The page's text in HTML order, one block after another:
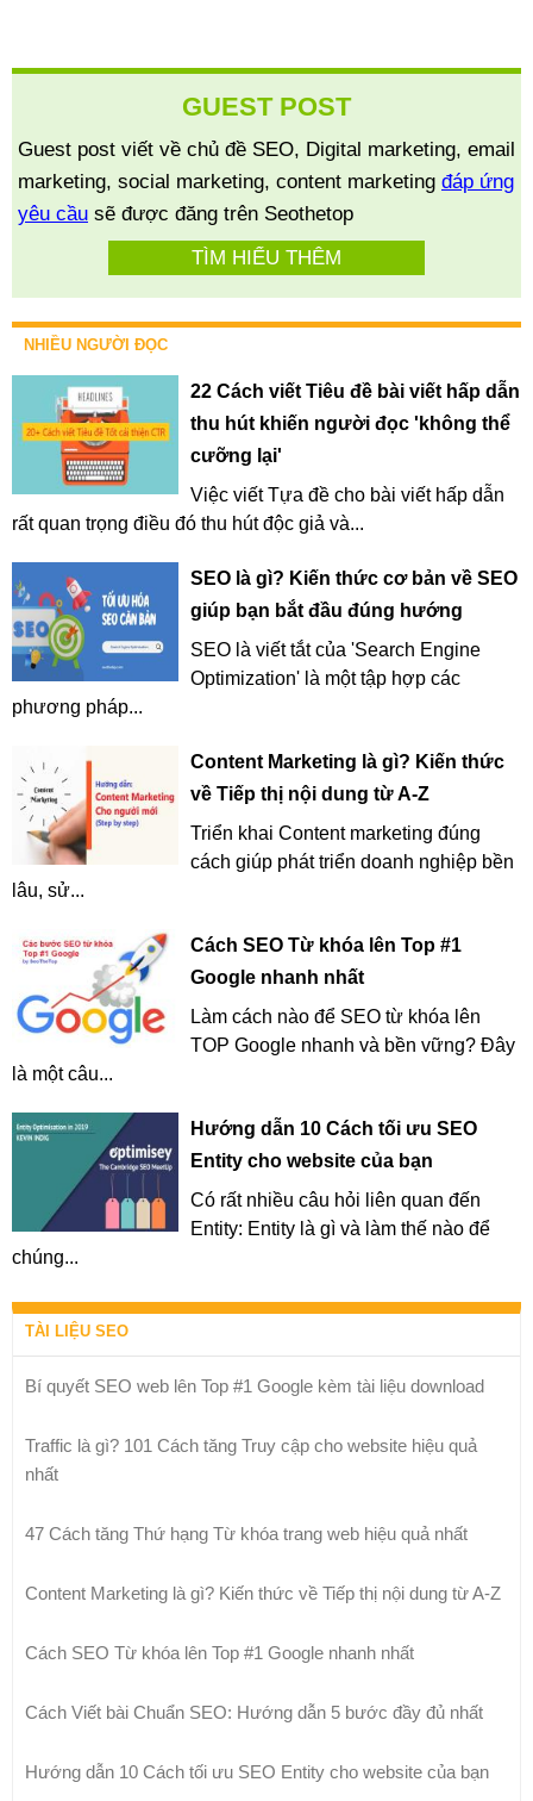
GUEST POST
Guest post viết về chủ đề SEO, Digital marketing, email
marketing, social marketing, content marketing đáp ứng
yêu cầu sẽ được đăng trên Seothetop
TÌM HIỂU THÊM
NHIỀU NGƯỜI ĐỌC
22 Cách viết Tiêu đề bài viết hấp dẫn
thu hút khiến người đọc 'không thể
cưỡng lại'
Việc viết Tựa đề cho bài viết hấp dẫn
rất quan trọng điều đó thu hút độc giả và...
SEO là gì? Kiến thức cơ bản về SEO
giúp bạn bắt đầu đúng hướng
SEO là viết tắt của 'Search Engine
Optimization' là một tập hợp các
phương pháp...
Content Marketing là gì? Kiến thức
về Tiếp thị nội dung từ A-Z
Triển khai Content marketing đúng
cách giúp phát triển doanh nghiệp bền
lâu, sử...
Cách SEO Từ khóa lên Top #1
Google nhanh nhất
Làm cách nào để SEO từ khóa lên
TOP Google nhanh và bền vững? Đây
là một câu...
Hướng dẫn 10 Cách tối ưu SEO
Entity cho website của bạn
Có rất nhiều câu hỏi liên quan đến
Entity: Entity là gì và làm thế nào để
chúng...
TÀI LIỆU SEO
Bí quyết SEO web lên Top #1 Google kèm tài liệu download
Traffic là gì? 101 Cách tăng Truy cập cho website hiệu quả
nhất
47 Cách tăng Thứ hạng Từ khóa trang web hiệu quả nhất
Content Marketing là gì? Kiến thức về Tiếp thị nội dung từ A-Z
Cách SEO Từ khóa lên Top #1 Google nhanh nhất
Cách Viết bài Chuẩn SEO: Hướng dẫn 5 bước đầy đủ nhất
Hướng dẫn 10 Cách tối ưu SEO Entity cho website của bạn